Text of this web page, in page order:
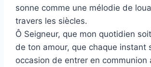
sonne comme une mélodie de
travers les siècles.
Ô Seigneur, que mon quotidien
de ton amour, que chaque instant
occasion de entrer en communion